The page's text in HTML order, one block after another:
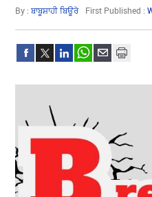
By :ਬਾਬੂਸ਼ਾਹੀ ਬਿਊਰੋ First Published :